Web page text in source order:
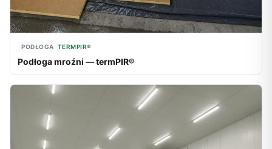
PODŁOGA TERMPIR®
Podłoga mroźni — termPIR®